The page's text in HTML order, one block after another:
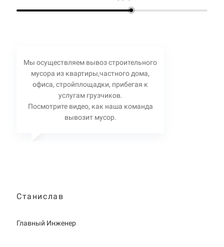
Мы осуществляем вывоз строительного
мусора из квартиры,частного дома,
офиса, стройплощадки, прибегая к
услугам грузчиков.
Посмотрите видео, как наша команда
вывозит мусор.
Станислав
Главный Инженер